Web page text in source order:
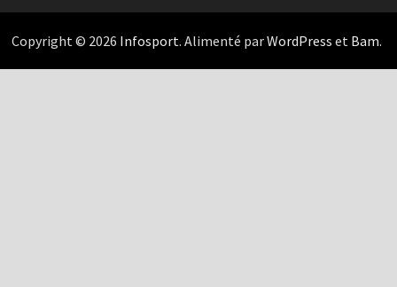
Copyright © 2026 Infosport. Alimenté parWordPress et Bam.